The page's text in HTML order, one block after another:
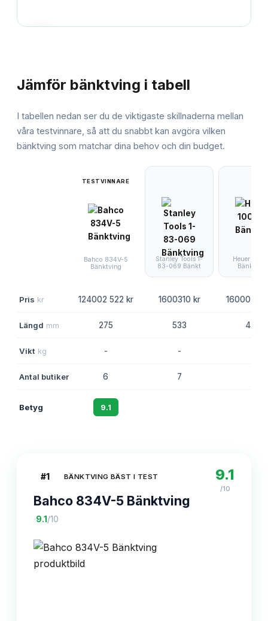
Jämför bänktving i tabell
I tabellen nedan ser du de viktigaste skillnaderna mellan
våra testvinnare, så att du snabbt kan avgöra vilken
bänktving som matchar dina behov och din budget.
TESTVINNARE
Bahco 834V-5
Bänktving
Stanley Tools 1-
83-069 Bänkt
Heuer
Bänktving
Pris kr 124002 522 kr 1600310 kr 160002
Längd mm 275 533 475
Vikt kg - -
Antal butiker 6 7
Betyg 9.1
#1 BÄNKTVING BÄST I TEST
Bahco 834V-5 Bänktving
·9.1 /10
9.1
/10